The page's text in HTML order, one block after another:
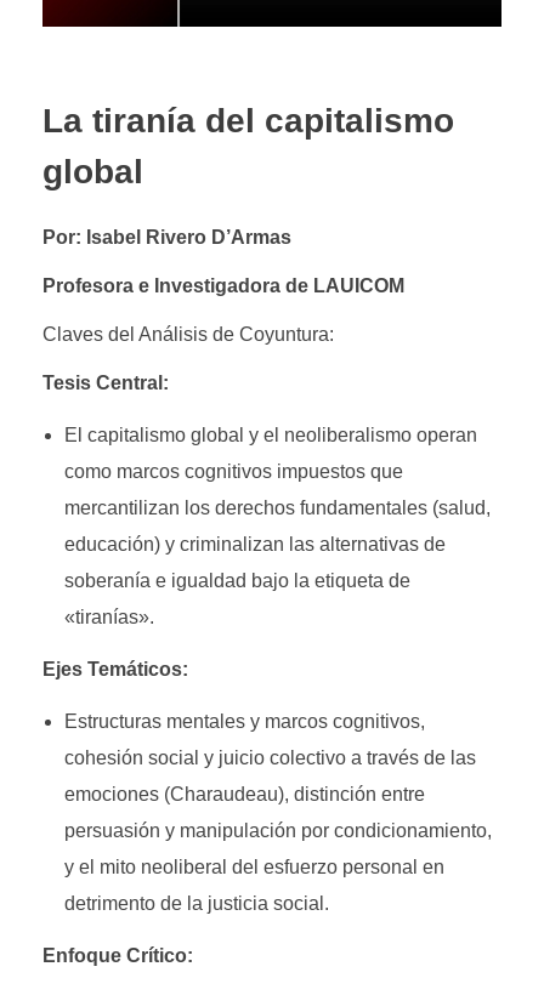
La tiranía del capitalismo
global
Por: Isabel Rivero D’Armas
Profesora e Investigadora de LAUICOM
Claves del Análisis de Coyuntura:
Tesis Central:
El capitalismo global y el neoliberalismo operan
como marcos cognitivos impuestos que
mercantilizan los derechos fundamentales (salud,
educación) y criminalizan las alternativas de
soberanía e igualdad bajo la etiqueta de
«tiranías».
Ejes Temáticos:
Estructuras mentales y marcos cognitivos,
cohesión social y juicio colectivo a través de las
emociones (Charaudeau), distinción entre
persuasión y manipulación por condicionamiento,
y el mito neoliberal del esfuerzo personal en
detrimento de la justicia social.
Enfoque Crítico: